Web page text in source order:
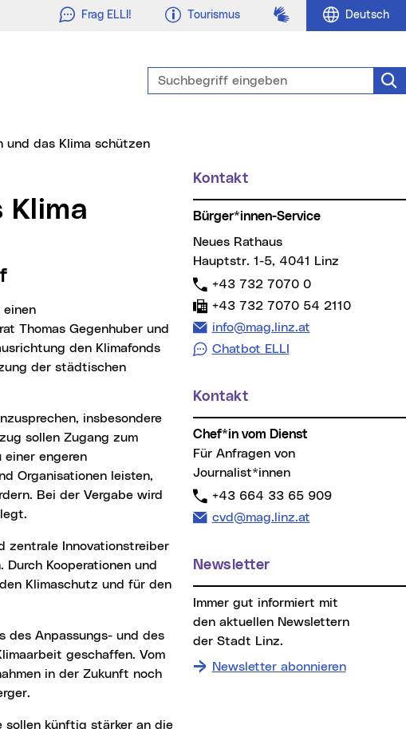
Frag ELLI! Tourismus Gebärdensprache
Deutsch
Suchbegriff eingeben
und das Klima schützen
Thomas Gegenhuber und
den Klimafonds
der städtischen
sollen Zugang zum
einer engeren
Organisationen leisten,
Bei der Vergabe wird
Kooperationen und
Klimaschutz und für den
geschaffen. Vom
in der Zukunft noch
Weitere Informationen
Kontakt
Bürger*innen-Service
Neues Rathaus
Hauptstr. 1-5, 4041 Linz
Telefon:
+43 732 7070 0
Fax:
+43 732 7070 54 2110
E-Mail Adresse:
info@mag.linz.at
Chatbot ELLI
Kontakt
Chef*in vom Dienst
Für Anfragen von
Journalist*innen
Telefon:
+43 664 33 65 909
E-Mail Adresse:
cvd@mag.linz.at
Newsletter
den aktuellen Newslettern
der Stadt Linz.
Newsletter abonnieren